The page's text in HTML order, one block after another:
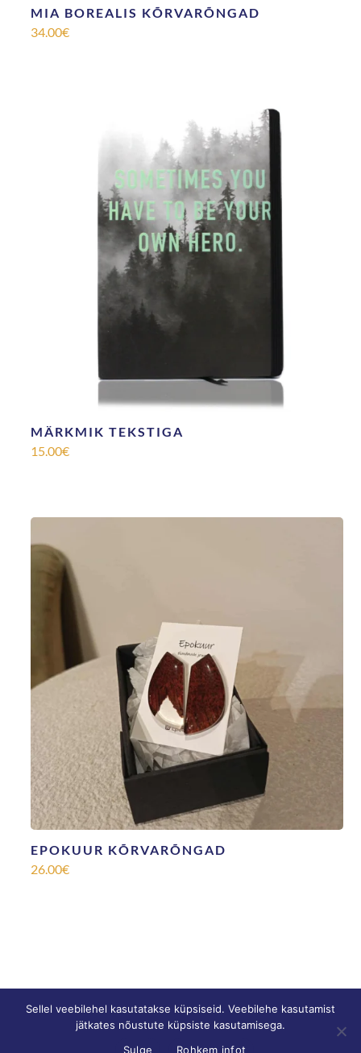
MIA BOREALIS KÕRVARÕNGAD
34.00€
MÄRKMIK TEKSTIGA
15.00€
EPOKUUR KÕRVARÕNGAD
26.00€
© SONNE |Privaatsustingimused
Müügitingimused
Sellel veebilehel kasutatakse küpsiseid. Veebilehe kasutamist
jätkates nõustute küpsiste kasutamisega.
Sulge
Rohkem infot